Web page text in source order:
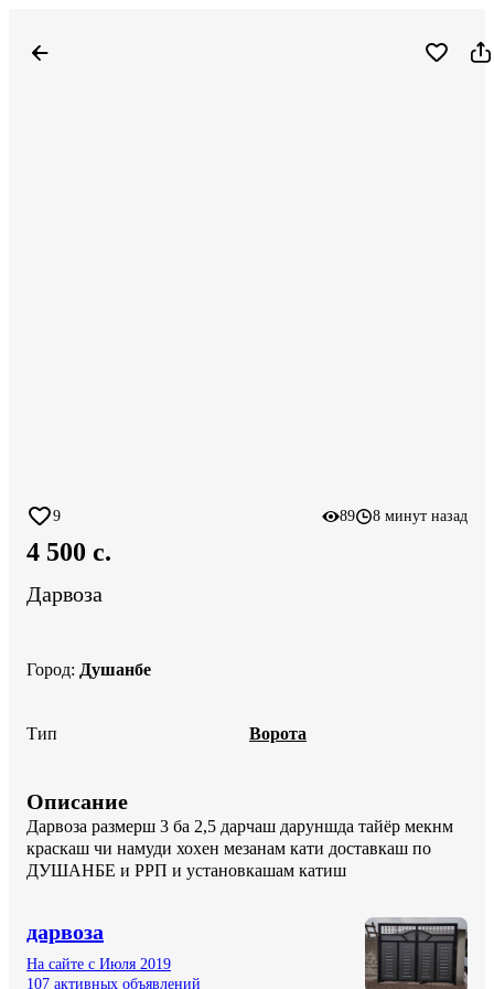
9 89 8 минут назад
4 500 c.
Дарвоза
Город: Душанбе
Тип Ворота
Описание
Дарвоза размерш 3 ба 2,5 дарчаш даруншда тайёр мекнм
краскаш чи намуди хохен мезанам кати доставкаш по
ДУШАНБЕ и РРП и установкашам катиш
дарвоза
На сайте с Июля 2019
107 активных объявлений